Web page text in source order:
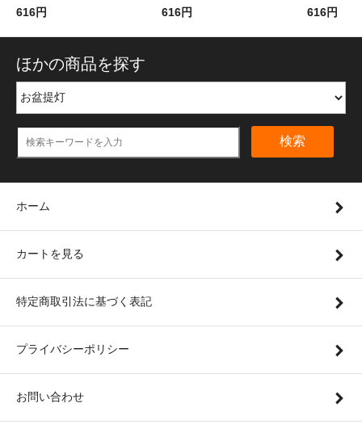
616円 616円 616円
ほかの商品を探す
検索
ホーム
カートを見る
特定商取引法に基づく表記
プライバシーポリシー
お問い合わせ